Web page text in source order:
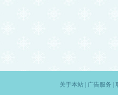
关于本站| 广告服务